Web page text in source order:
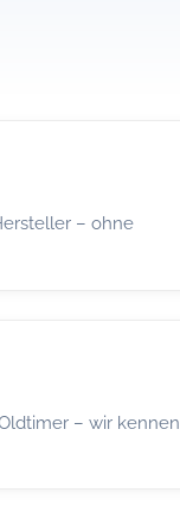
– ohne
– wir kennen